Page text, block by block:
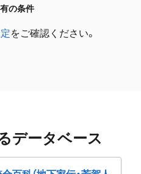
の条件
をご確認ください。
データベース